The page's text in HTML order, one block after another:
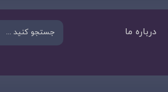
درباره ما